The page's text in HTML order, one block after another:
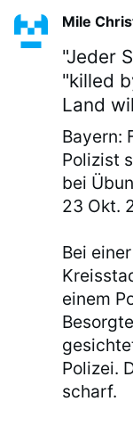
Mile
"Jeder
"killed
Land
Bayern:
Polizist
bei
23 Okt.
Bei
einem
Polizei.
scharf.